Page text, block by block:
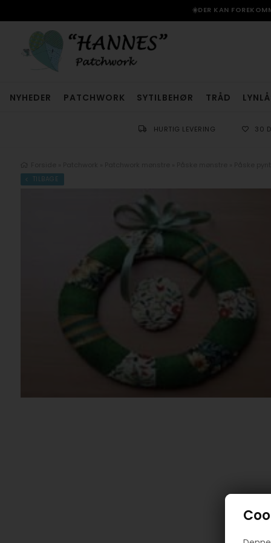
☀️DER KAN
NYHEDER PATCHWORK SYTILBEHØR TRÅD
HURTIG LEVERING 30
TILBAGE